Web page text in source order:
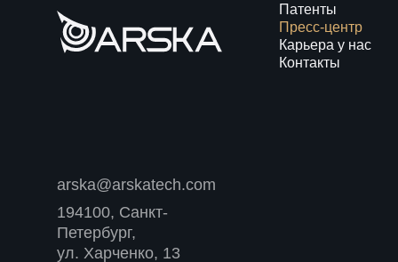
arska@arskatech.com
194100, Санкт-
Петербург,
ул. Харченко, 13
Патенты
Пресс-центр
Карьера у нас
Контакты